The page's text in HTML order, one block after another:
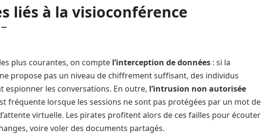
liés à la visioconférence
plus courantes, on compte l’interception de données : si la
propose pas un niveau de chiffrement suffisant, des individus
espionner les conversations. En outre, l’intrusion non autorisée
fréquente lorsque les sessions ne sont pas protégées par un mot de
virtuelle. Les pirates profitent alors de ces failles pour écouter
voire voler des documents partagés.